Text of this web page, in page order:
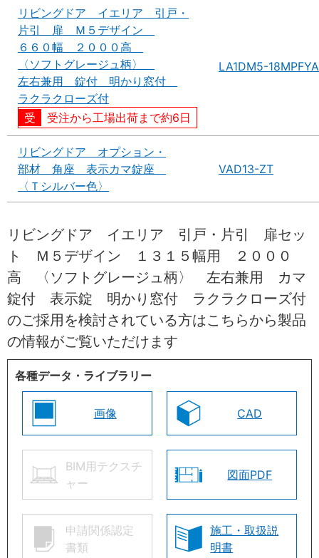
リビングドア イエリア 引戸・
片引 扉 Ｍ５デザイン
６６０幅 ２０００高
〈ソフトグレージュ柄〉
左右兼用 錠付 明かり窓付
ラクラクローズ付
受注から工場出荷まで約6日
LA1DM5-18MPFYA
リビングドア オプション・
部材 角座 表示カマ錠座
〈Ｔシルバー色〉
VAD13-ZT
リビングドア イエリア 引戸・片引 扉セッ
ト Ｍ５デザイン １３１５幅用 ２０００
高 〈ソフトグレージュ柄〉 左右兼用 カマ
錠付 表示錠 明かり窓付 ラクラクローズ付
のご採用を検討されている方はこちらから製品
の情報がご覧いただけます
各種データ・ライブラリー
画像 CAD
BIM用テクスチ
ャー
図面PDF
申請関係認定
書類
施工・取扱説
明書